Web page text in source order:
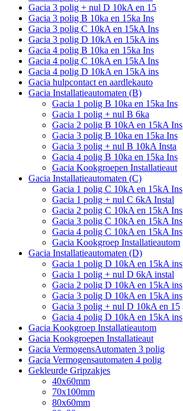
Gacia 3 polig + nul D 10kA en 15
Gacia 3 polig B 10ka en 15ka Ins
Gacia 3 polig C 10kA en 15kA Ins
Gacia 3 polig D 10kA en 15kA ins
Gacia 4 polig B 10ka en 15ka Ins
Gacia 4 polig C 10kA en 15kA Ins
Gacia 4 polig D 10kA en 15kA ins
Gacia hulpcontact en aardlekauto
Gacia Installatieautomaten (B)
Gacia 1 polig B 10ka en 15ka Ins
Gacia 1 polig + nul B 6ka
Gacia 2 polig B 10kA en 15kA Ins
Gacia 3 polig B 10ka en 15ka Ins
Gacia 3 polig + nul B 10kA Insta
Gacia 4 polig B 10ka en 15ka Ins
Gacia Kookgroepen Installatieaut
Gacia Installatieautomaten (C)
Gacia 1 polig C 10kA en 15kA Ins
Gacia 1 polig + nul C 6kA Instal
Gacia 2 polig C 10kA en 15kA Ins
Gacia 3 polig C 10kA en 15kA Ins
Gacia 4 polig C 10kA en 15kA Ins
Gacia Kookgroep Installatieautom
Gacia Installatieautomaten (D)
Gacia 1 polig D 10kA en 15kA ins
Gacia 1 polig + nul D 6kA instal
Gacia 2 polig D 10kA en 15kA ins
Gacia 3 polig D 10kA en 15kA ins
Gacia 3 polig + nul D 10kA en 15
Gacia 4 polig D 10kA en 15kA ins
Gacia Kookgroep Installatieautom
Gacia Kookgroepen Installatieaut
Gacia VermogensAutomaten 3 polig
Gacia Vermogensautomaten 4 polig
Gekleurde Gripzakjes
40x60mm
70x100mm
80x60mm